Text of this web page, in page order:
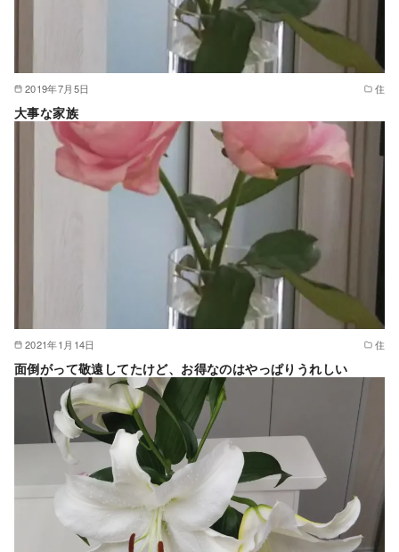
2019年7月5日 住
大事な家族
2021年1月14日 住
面倒がって敬遠してたけど、お得なのはやっぱりうれしい